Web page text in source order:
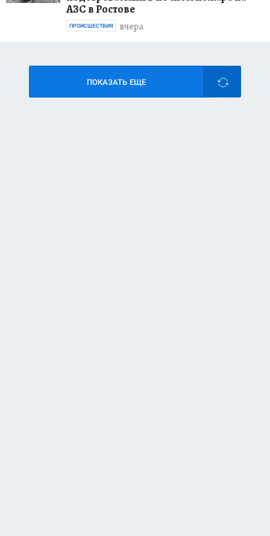
АЗС в Ростове
вчера
ПРОИСШЕСТВИЯ
ПОКАЗАТЬ ЕЩЕ